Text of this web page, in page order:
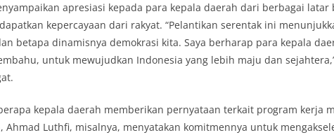
apresiasi kepada para kepala daerah dari berbagai latar
kepercayaan dari rakyat. “Pelantikan serentak ini
betapa dinamisnya demokrasi kita. Saya berharap para kepala
untuk mewujudkan Indonesia yang lebih maju dan
kepala daerah memberikan pernyataan terkait program kerja
Ahmad Luthfi, misalnya, menyatakan komitmennya untuk